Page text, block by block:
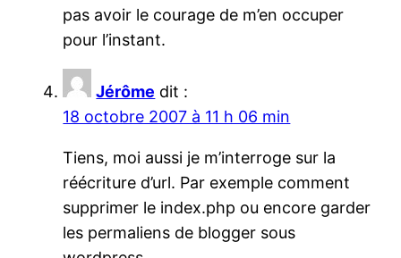
pas avoir le courage de m’en occuper
pour l’instant.
Jérôme dit :
18 octobre 2007 à 11 h 06 min
Tiens, moi aussi je m’interroge sur la
réécriture d’url. Par exemple comment
supprimer le index.php ou encore garder
les permaliens de blogger sous